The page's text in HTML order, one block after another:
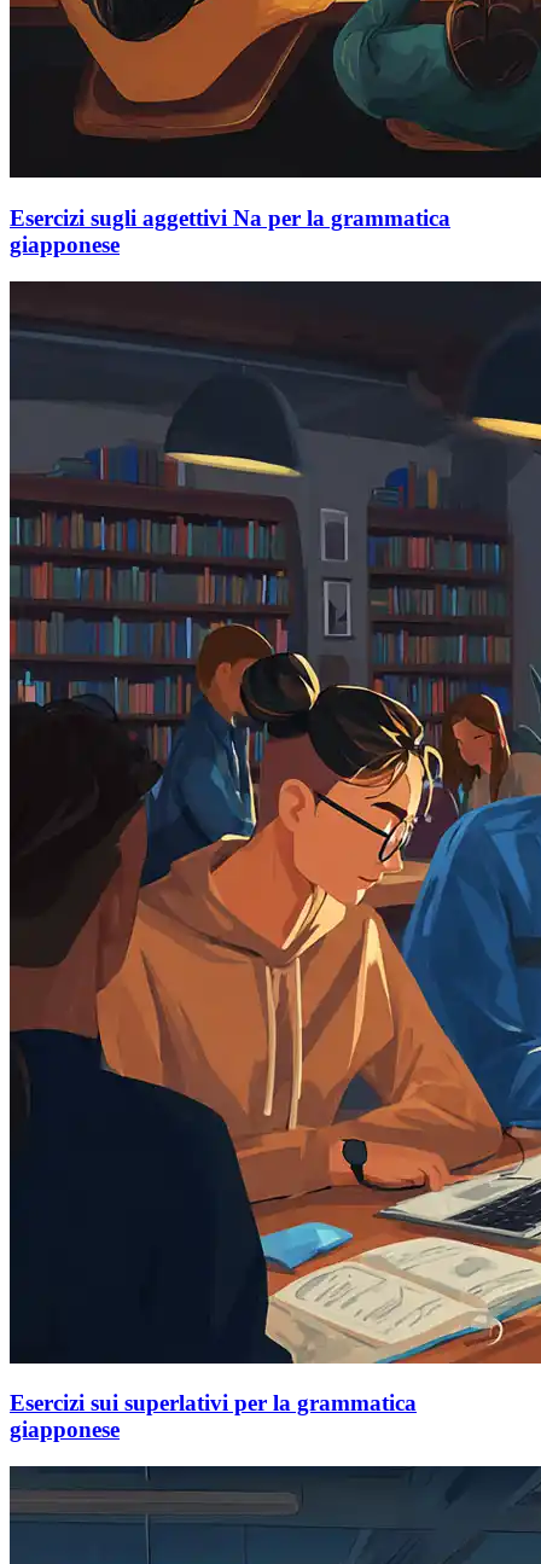
Esercizi sugli aggettivi Na per la grammatica
giapponese
Esercizi sui superlativi per la grammatica
giapponese